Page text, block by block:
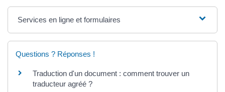
Services en ligne et formulaires
Questions ? Réponses !
Traduction d'un document : comment trouver un
traducteur agréé ?